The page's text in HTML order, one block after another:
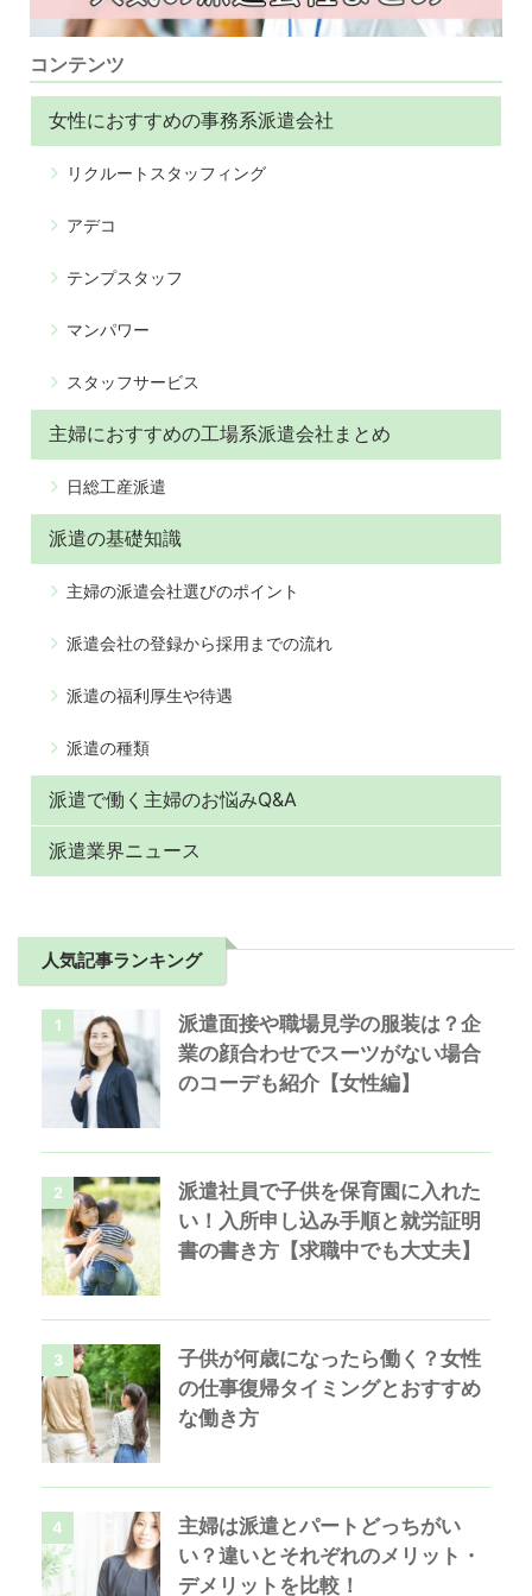
コンテンツ
女性におすすめの事務系派遣会社
リクルートスタッフィング
アデコ
テンプスタッフ
マンパワー
スタッフサービス
主婦におすすめの工場系派遣会社まとめ
日総工産派遣
派遣の基礎知識
主婦の派遣会社選びのポイント
派遣会社の登録から採用までの流れ
派遣の福利厚生や待遇
派遣の種類
派遣で働く主婦のお悩みQ&A
派遣業界ニュース
人気記事ランキング
1
派遣面接や職場見学の服装は？企
業の顔合わせでスーツがない場合
のコーデも紹介【女性編】
2
派遣社員で子供を保育園に入れた
い！入所申し込み手順と就労証明
書の書き方【求職中でも大丈夫】
3
子供が何歳になったら働く？女性
の仕事復帰タイミングとおすすめ
な働き方
4
主婦は派遣とパートどっちがい
い？違いとそれぞれのメリット・
デメリットを比較！